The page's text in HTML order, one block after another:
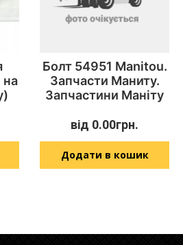
на
Болт 54951 Manitou.
Запчасти Маниту.
Запчастини Маніту
від 0.00грн.
Додати в кошик